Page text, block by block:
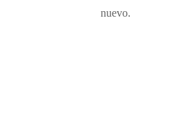
nuevo.